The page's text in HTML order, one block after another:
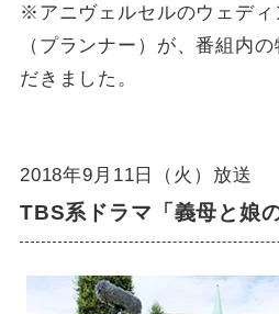
※アニヴェルセルのウェディ
（プランナー）が、番組内
だきました。
2018年9月11日（火）放送
TBS系ドラマ「義母と娘